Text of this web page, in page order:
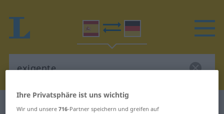
Spanisch-Deutsch Wörterbuch exigente
Ihre Privatsphäre ist uns wichtig
Wir und unsere716-Partner speichern und greifen auf